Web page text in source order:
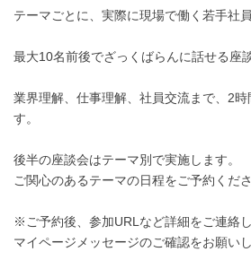
テーマごとに、実際に現場で働く若手社
最大10名前後でざっくばらんに話せる座
業界理解、仕事理解、社員交流まで、2
す。
後半の座談会はテーマ別で実施します。
ご関心のあるテーマの日程をご予約くださ
※ご予約後、参加URLなど詳細をご連絡し
マイページメッセージのご確認をお願いし